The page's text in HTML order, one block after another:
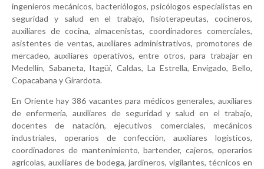
ingenieros mecánicos, bacteriólogos, psicólogos especialistas en
seguridad y salud en el trabajo, fisioterapeutas, cocineros,
auxiliares de cocina, almacenistas, coordinadores comerciales,
asistentes de ventas, auxiliares administrativos, promotores de
mercadeo, auxiliares operativos, entre otros, para trabajar en
Medellín, Sabaneta, Itagüí, Caldas, La Estrella, Envigado, Bello,
Copacabana y Girardota.
En Oriente hay 386 vacantes para médicos generales, auxiliares
de enfermería, auxiliares de seguridad y salud en el trabajo,
docentes de natación, ejecutivos comerciales, mecánicos
industriales, operarios de confección, auxiliares logísticos,
coordinadores de mantenimiento, bartender, cajeros, operarios
agrícolas, auxiliares de bodega, jardineros, vigilantes, técnicos en